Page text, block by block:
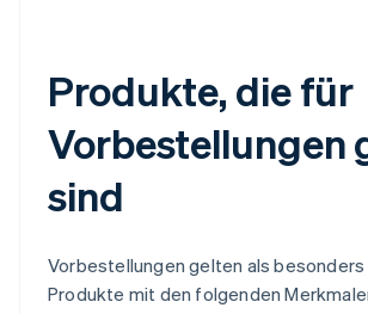
Produkte, die für
Vorbestellungen
sind
Vorbestellungen gelten als
Produkte mit den folgenden